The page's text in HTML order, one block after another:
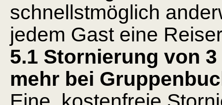
schnellstmöglich
jedem Gast eine
5.1 Stornierung von
mehr bei